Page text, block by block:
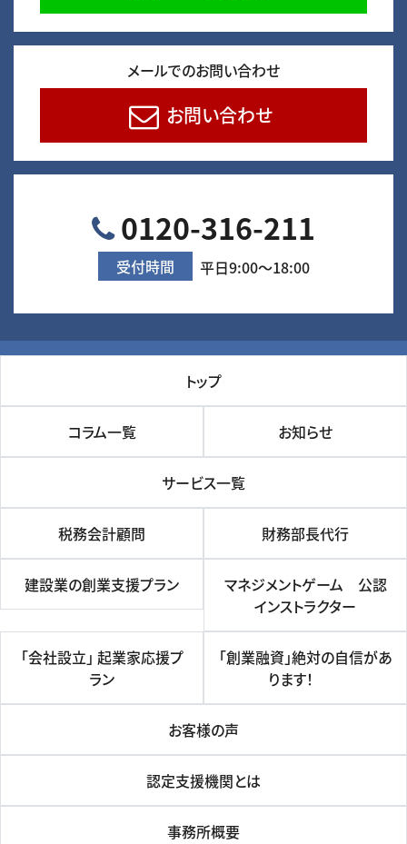
メールでのお問い合わせ
お問い合わせ
0120-316-211
受付時間 平日9:00～18:00
トップ
コラム一覧 お知らせ
サービス一覧
税務会計顧問 財務部長代行
建設業の創業支援プラン
マネジメントゲーム 公認
インストラクター
「会社設立」 起業家応援プ
ラン
「創業融資」絶対の自信があ
ります！
お客様の声
認定支援機関とは
事務所概要